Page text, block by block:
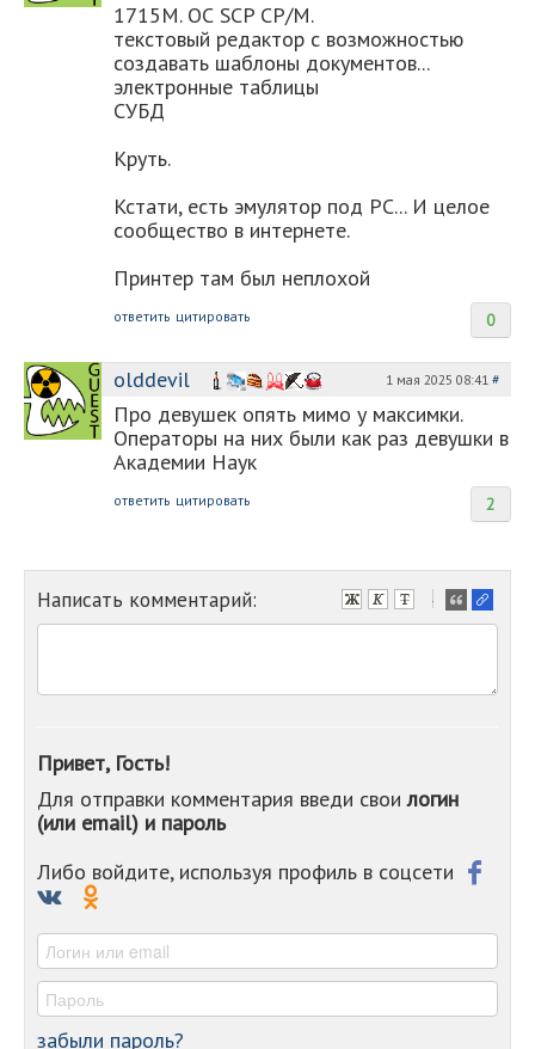
1715M. ОС SCP CP/M.
текстовый редактор с возможностью
создавать шаблоны документов...
электронные таблицы
СУБД
Круть.
Кстати, есть эмулятор под PC... И целое
сообщество в интернете.
Принтер там был неплохой
0
ответить цитировать
olddevil 1 мая 2025 08:41 #
Про девушек опять мимо у максимки.
Операторы на них были как раз девушки в
Академии Наук
2
ответить цитировать
Написать комментарий:
-
-
-
-
-
Привет, Гость!
Для отправки комментария введи своилогин
(или email) и пароль
Либо войдите, используя профиль в соцсети
забыли пароль?